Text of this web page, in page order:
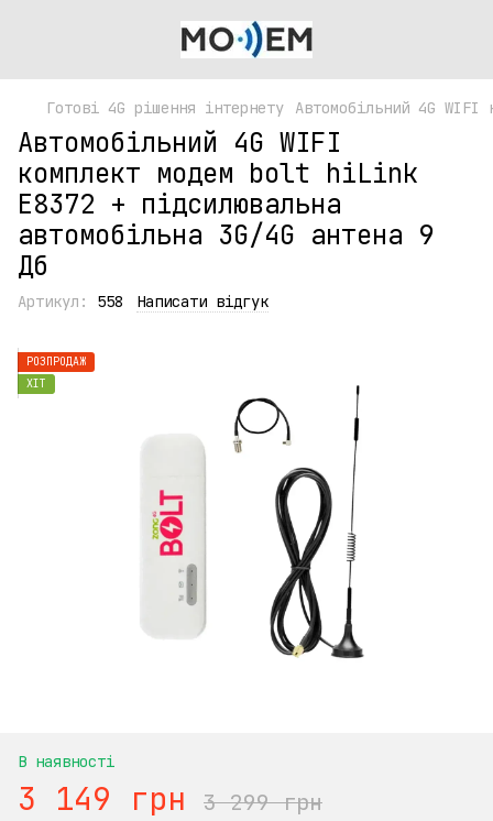
Готові 4G рішення інтернету Автомобільний 4G
Автомобільний 4G WIFI
комплект модем bolt hiLink
E8372 + підсилювальна
автомобільна 3G/4G антена 9
Дб
Артикул: 558 Написати відгук
РОЗПРОДАЖ
ХІТ
В наявності
3 149 грн 3 299 грн